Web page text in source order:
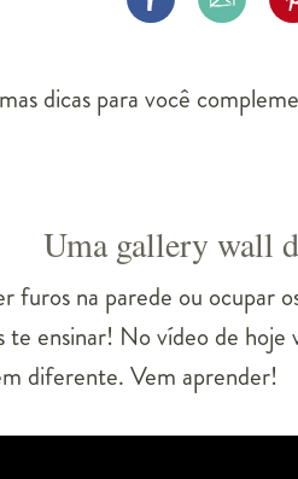
dicas para você
Uma gallery wall
furos na parede ou ocupar
te ensinar! No vídeo de hoje
diferente. Vem aprender!